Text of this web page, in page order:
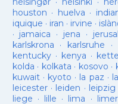
houston · huelva ·
iquique · iran · irvine ·
· jamaica · jena ·
karlskrona · karlsruhe ·
kentucky· kenya ·
kolda · kolkata · kosovo ·
kuwait· kyoto · la paz ·
leicester· leiden · leipzig
liege · lille · lima ·